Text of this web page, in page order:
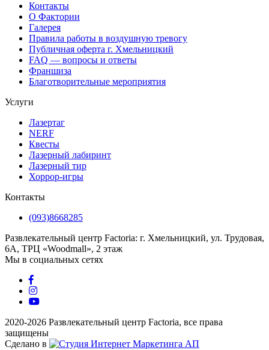
Контакты
О Фактории
Галерея
Правила работы в воздушную тревогу
Публичная оферта г. Хмельницкий
FAQ — вопросы и ответы
Франшиза
Благотворительные мероприятия
Услуги
Лазертаг
NERF
Квесты
Лазерный лабиринт
Лазерный тир
Хоррор-игры
Контакты
(093)8668285
Развлекательный центр Factoria: г. Хмельницкий, ул. Трудовая,
6А, ТРЦ «Woodmall», 2 этаж
Мы в социальных сетях
2020-2026 Развлекательный центр Factoria, все права
защищены
Сделано в